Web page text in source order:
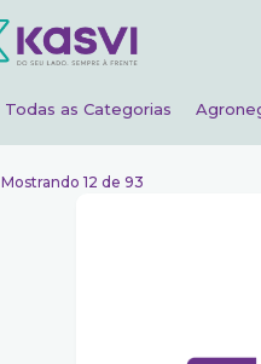
Todas as Categorias
Mostrando 12 de 93